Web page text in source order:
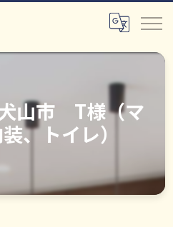
山市 T様（マ
、トイレ）